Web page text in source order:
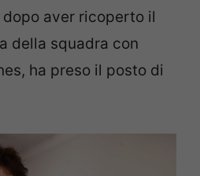
aver ricoperto il
della squadra con
ha preso il posto di